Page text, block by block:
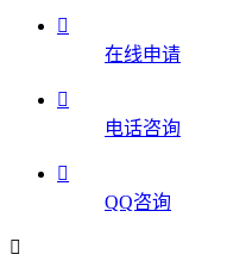

在线申请

电话咨询

QQ咨询
